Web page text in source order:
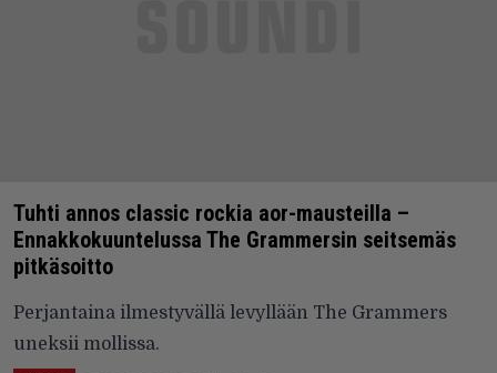
Tuhti annos classic rockia aor-mausteilla –
Ennakkokuuntelussa The Grammersin seitsemäs
pitkäsoitto
Perjantaina ilmestyvällä levyllään The Grammers
uneksii mollissa.